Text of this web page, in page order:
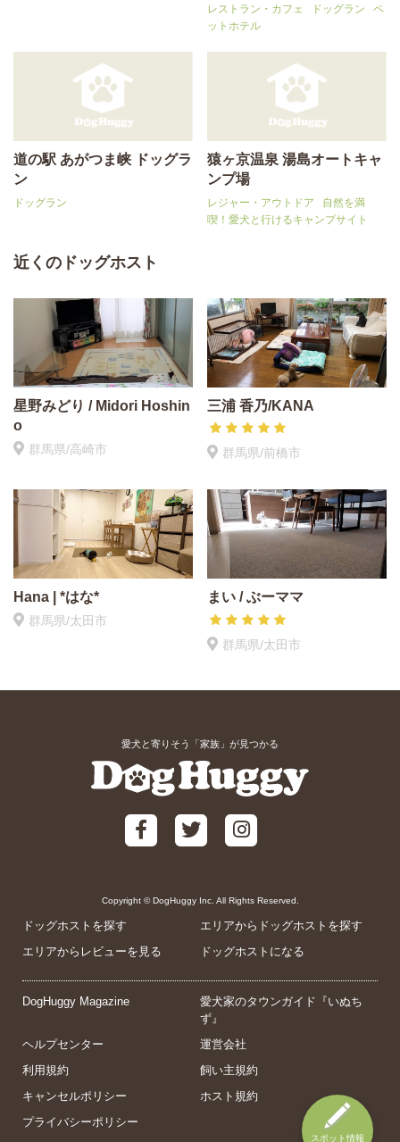
レストラン・カフェ ドッグラン
ペ
ットホテル
道の駅 あがつま峡 ドッグラ
ン
ドッグラン
猿ヶ京温泉 湯島オートキャ
ンプ場
レジャー・アウトドア
自然を満
喫！愛犬と行けるキャンプサイト
近くのドッグホスト
星野みどり / Midori Hoshin
o
群馬県/高崎市
三浦 香乃/KANA
群馬県/前橋市
Hana | *はな*
群馬県/太田市
まい / ぶーママ
群馬県/太田市
スポット情報
愛犬と寄りそう「家族」が見つかる
Copyright © DogHuggy Inc. All Rights Reserved.
ドッグホストを探す
エリアからドッグホストを探す
エリアからレビューを見る
ドッグホストになる
DogHuggy Magazine
愛犬家のタウンガイド『いぬち
ず』
ヘルプセンター
運営会社
利用規約
飼い主規約
キャンセルポリシー
ホスト規約
プライバシーポリシー